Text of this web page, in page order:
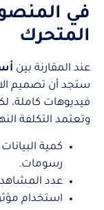
في
المتحرك
عند المقارنة بين
ستجد أن تصميم
فيديوهات كاملة،
وتعتمد التكلفة
كمية
رسومات.
عدد المشاهد
استخدام